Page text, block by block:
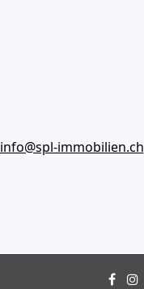
info@spl-immobilien.ch